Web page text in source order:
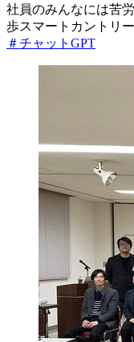
社員のみんなには苦
歩スマートカントリ
＃チャットGPT